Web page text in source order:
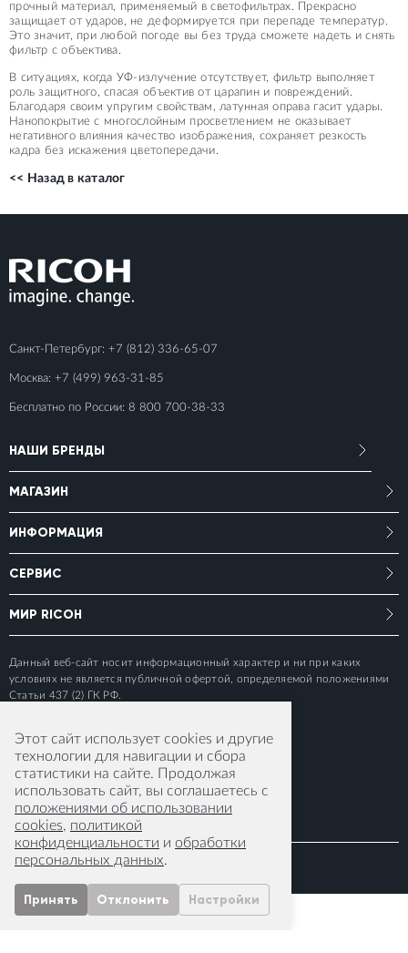
прочный материал, применяемый в светофильтрах. Прекрасно
защищает от ударов, не деформируется при перепаде температур.
Это значит, при любой погоде вы без труда сможете надеть и снять
фильтр с объектива.
В ситуациях, когда УФ-излучение отсутствует, фильтр выполняет
роль защитного, спасая объектив от царапин и повреждений.
Благодаря своим упругим свойствам, латунная оправа гасит удары.
Нанопокрытие с многослойным просветлением не оказывает
негативного влияния качество изображения, сохраняет резкость
кадра без искажения цветопередачи.
<< Назад в каталог
Санкт-Петербург: +7 (812) 336-65-07
Москва: +7 (499) 963-31-85
Бесплатно по России: 8 800 700-38-33
НАШИ БРЕНДЫ
МАГАЗИН
ИНФОРМАЦИЯ
СЕРВИС
МИР RICOH
Данный веб-сайт носит информационный характер и ни при каких
условиях не является публичной офертой, определяемой положениями
Статьи 437 (2) ГК РФ.
© 2015-2026 RICOH IMAGING EUROPE S.A.S
Этот сайт использует cookies и другие
технологии для навигации и сбора
статистики на сайте. Продолжая
использовать сайт, вы соглашаетесь с
положениями об использовании
cookies, политикой
конфиденциальности и обработки
персональных данных.
Принять Отклонить Настройки